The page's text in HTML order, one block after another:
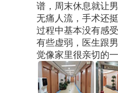
谱，周末休息就让
无痛人流，手术还
过程中基本没有感
有些虚弱，医生跟
觉像家里很亲切的